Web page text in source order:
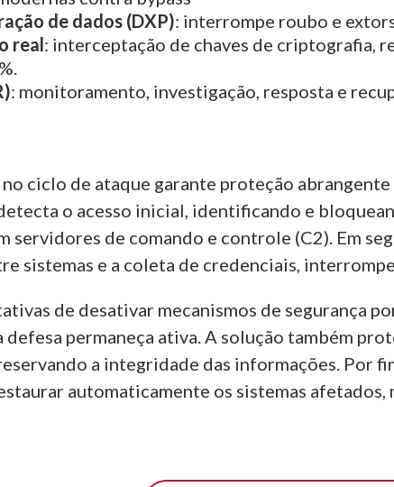
de dados (DXP): interrompe roubo e
real: interceptação de chaves de criptografia,
: monitoramento, investigação, resposta e
ciclo de ataque garante proteção
o acesso inicial, identificando e
servidores de comando e controle (C2). Em
sistemas e a coleta de credenciais,
de desativar mecanismos de segurança
defesa permaneça ativa. A solução também
a integridade das informações. Por
automaticamente os sistemas